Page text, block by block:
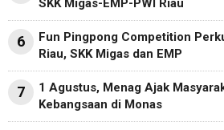
SKK Migas-EMP-PWI Riau
6
Fun Pingpong Competition
Riau, SKK Migas dan EMP
7
1 Agustus, Menag Ajak
Kebangsaan di Monas